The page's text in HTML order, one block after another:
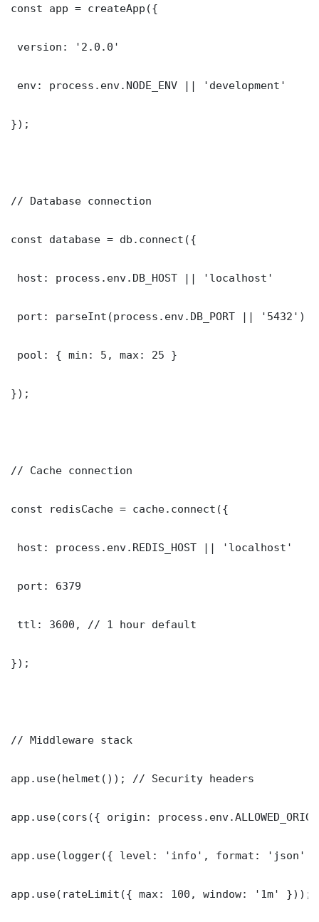
const app = createApp({
version: '2.0.0'
env: process.env.NODE_ENV || 'development'
});
// Database connection
const database = db.connect({
host: process.env.DB_HOST || 'localhost'
port: parseInt(process.env.DB_PORT || '5432')
pool: { min: 5, max: 25 }
});
// Cache connection
const redisCache = cache.connect({
host: process.env.REDIS_HOST || 'localhost'
port: 6379
ttl: 3600, // 1 hour default
});
// Middleware stack
app.use(helmet()); // Security headers
app.use(cors({ origin:
app.use(logger({ level: 'info', format: 'json'
app.use(rateLimit({ max: 100, window: '1m' }));